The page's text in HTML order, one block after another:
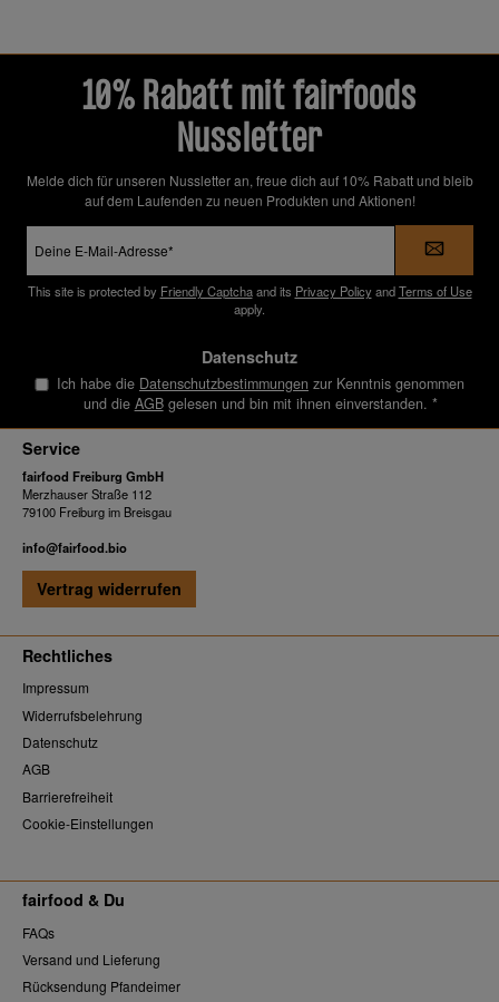
10% Rabatt mit fairfoods
Nussletter
Melde dich für unseren Nussletter an, freue dich auf 10% Rabatt und bleib
auf dem Laufenden zu neuen Produkten und Aktionen!
Mail-
*This site is protected by Friendly Captchaand its Privacy Policy andTerms of Use
apply.
Datenschutz
Ich habe die Datenschutzbestimmungen zur Kenntnis genommen
und die AGBgelesen und bin mit ihnen einverstanden. *
Service
fairfood Freiburg GmbH
Merzhauser Straße 112
79100 Freiburg im Breisgau
info@fairfood.bio
Vertrag widerrufen
Rechtliches
Impressum
Widerrufsbelehrung
Datenschutz
AGB
Barrierefreiheit
Cookie-Einstellungen
fairfood & Du
FAQs
Versand und Lieferung
Rücksendung Pfandeimer